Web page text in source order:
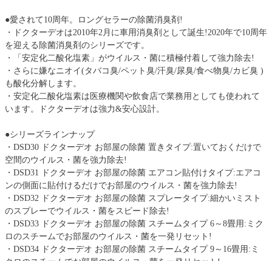
●愛されて10周年。ロングセラーの除菌消臭剤!
・ドクターデオは2010年2月に車用消臭剤として誕生!2020年で10周年
を迎える除菌消臭剤のシリーズです。
・「安定化二酸化塩素」がウイルス・菌に積極付着して強力除去!
・さらに嫌なニオイ(タバコ臭/ペット臭/汗臭/尿臭/食べ物臭/カビ臭 )
も酸化分解します。
・安定化二酸化塩素は医療機関や飲食店で業務用としても使われて
います。ドクターデオは強力&安心設計。
●シリーズラインナップ
・DSD30 ドクターデオ お部屋の除菌 置きタイプ:置いておくだけで
空間のウイルス・菌を強力除去!
・DSD31 ドクターデオ お部屋の除菌 エアコン貼付けタイプ:エアコ
ンの側面に貼付けるだけでお部屋のウイルス・菌を強力除去!
・DSD32 ドクターデオ お部屋の除菌 スプレータイプ:細かいミスト
のスプレーでウイルス・菌をスピード除去!
・DSD33 ドクターデオ お部屋の除菌 スチームタイプ 6～8畳用:ミク
ロのスチームでお部屋のウイルス・菌を一発リセット!
・DSD34 ドクターデオ お部屋の除菌 スチームタイプ 9～16畳用:ミ